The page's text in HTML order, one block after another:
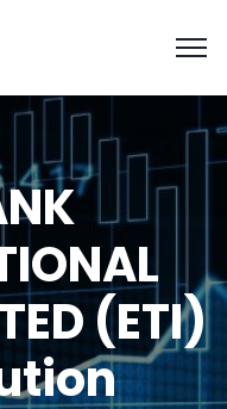
(ETI)